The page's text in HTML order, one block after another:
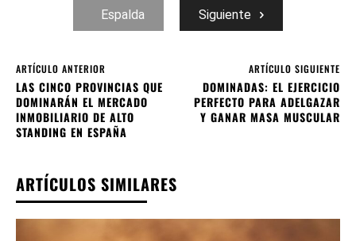
Espalda Siguiente
ARTÍCULO ANTERIOR
LAS CINCO PROVINCIAS QUE
DOMINARÁN EL MERCADO
INMOBILIARIO DE ALTO
STANDING EN ESPAÑA
ARTÍCULO SIGUIENTE
DOMINADAS: EL EJERCICIO
PERFECTO PARA ADELGAZAR
Y GANAR MASA MUSCULAR
ARTÍCULOS SIMILARES